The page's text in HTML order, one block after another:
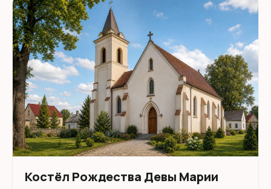
Костёл Рождества Девы Марии